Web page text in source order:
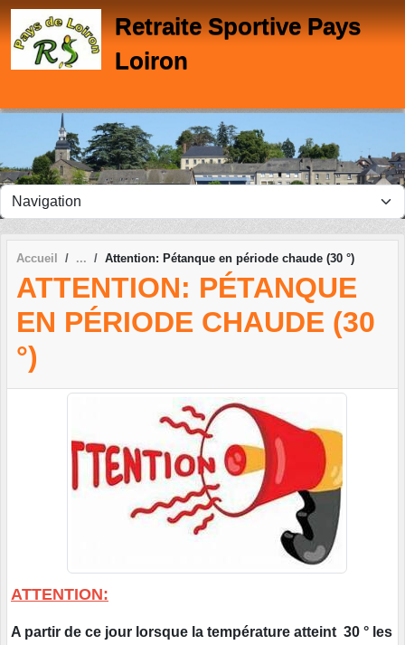
Retraite Sportive Pays
Loiron
Accueil Attention: Pétanque en période chaude (30 °)
ATTENTION: PÉTANQUE
EN PÉRIODE CHAUDE (30
°)
ATTENTION:
A partir de ce jour lorsque la température atteint 30 ° les
Panneau de gestion des cookies